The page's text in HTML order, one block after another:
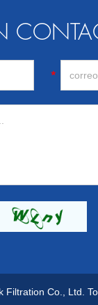
Filtration Co., Ltd.